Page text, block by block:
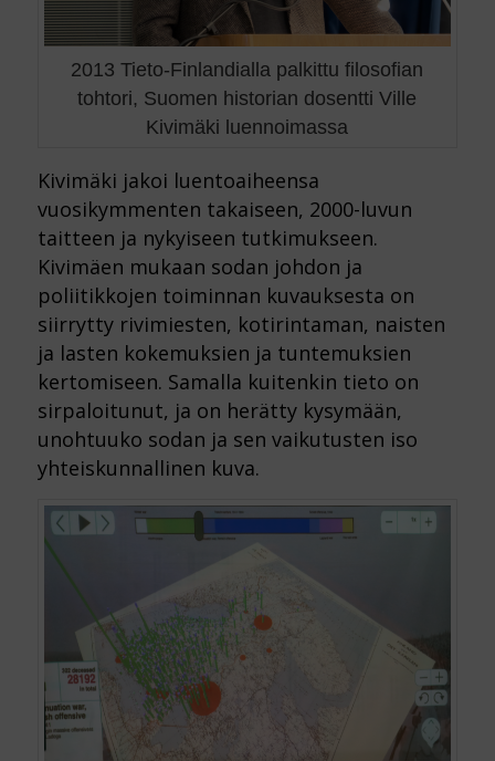
2013 Tieto-Finlandialla palkittu filosofian
tohtori, Suomen historian dosentti Ville
Kivimäki luennoimassa
Kivimäki jakoi luentoaiheensa
vuosikymmenten takaiseen, 2000-luvun
taitteen ja nykyiseen tutkimukseen.
Kivimäen mukaan sodan johdon ja
poliitikkojen toiminnan kuvauksesta on
siirrytty rivimiesten, kotirintaman, naisten
ja lasten kokemuksien ja tuntemuksien
kertomiseen. Samalla kuitenkin tieto on
sirpaloitunut, ja on herätty kysymään,
unohtuuko sodan ja sen vaikutusten iso
yhteiskunnallinen kuva.